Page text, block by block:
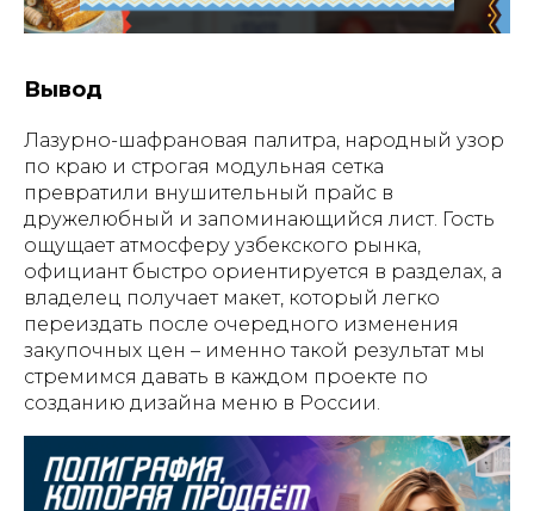
Вывод
Лазурно-шафрановая палитра, народный узор
по краю и строгая модульная сетка
превратили внушительный прайс в
дружелюбный и запоминающийся лист. Гость
ощущает атмосферу узбекского рынка,
официант быстро ориентируется в разделах, а
владелец получает макет, который легко
переиздать после очередного изменения
закупочных цен – именно такой результат мы
стремимся давать в каждом проекте по
созданию дизайна меню в России.